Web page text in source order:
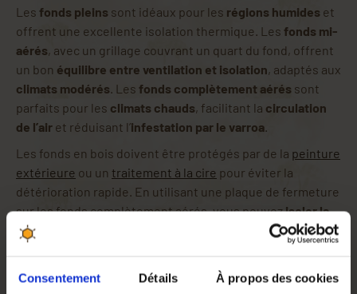
Consentement Détails À propos des cookies
Les fonds pleins sont idéaux pour les régions humides et
offrent une excellente isolation thermique. Les fonds mi-
aérés, avec un grillage couvrant un quart du fond, offrent
un bon équilibre entre ventilation et isolation, adaptés aux
climats modérés. Les fonds complètement aérés sont
parfaits pour les climats chauds, facilitant la circulation
de l’air et réduisant l’infestation par le varroa.
Les fonds en bois doivent être protégés par de la peinture
extérieure ou un traitement à la cire pour éviter la
détérioration rapide. En utilisant une plaque de fermeture
sur les fonds complètement aérés, vous pouvezisoler la
ruche en hiver
faciliter le comptage du varroapendant
L'entretien du plancher de ruche : un geste santé